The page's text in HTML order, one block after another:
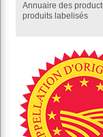
Annuaire des
produits labelisés